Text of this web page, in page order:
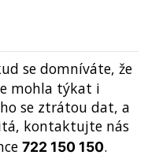
se domníváte, že
mohla týkat i
se ztrátou dat, a
kontaktujte nás
722 150 150.